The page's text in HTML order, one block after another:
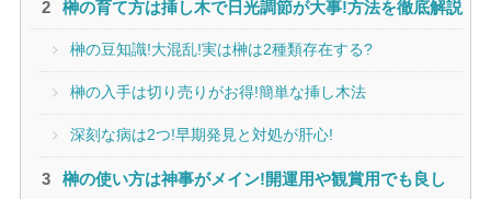
榊の育て方は挿し木で日光調節が大事!方法を徹底解説
榊の豆知識!大混乱!実は榊は2種類存在する?
榊の入手は切り売りがお得!簡単な挿し木法
深刻な病は2つ!早期発見と対処が肝心!
榊の使い方は神事がメイン!開運用や観賞用でも良し